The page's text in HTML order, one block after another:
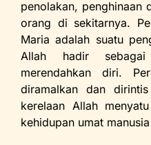
penolakan, penghinaan
orang di sekitarnya.
Maria adalah suatu
Allah hadir
merendahkan diri.
diramalkan dan
kerelaan Allah
kehidupan umat